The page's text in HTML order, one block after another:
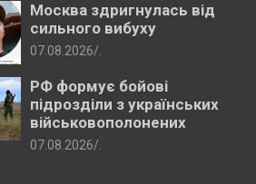
Москва здригнулась від
сильного вибуху
07.08.2026 .
РФ формує бойові
підрозділи з українських
військовополонених
07.08.2026 .